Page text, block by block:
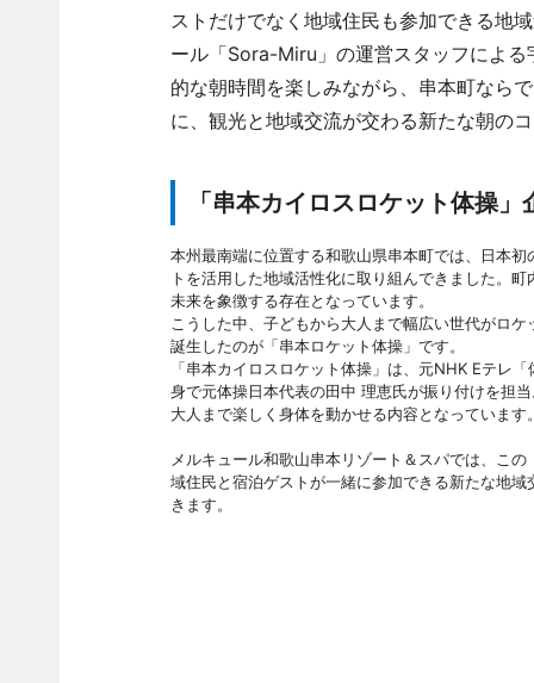
ストだけでなく地域住民も参加できる地
ール「Sora-Miru」の運営スタッフによ
的な朝時間を楽しみながら、串本町なら
に、観光と地域交流が交わる新たな朝の
「串本カイロスロケット体操」
本州最南端に位置する和歌山県串本町では、日本
トを活用した地域活性化に取り組んできました。
未来を象徴する存在となっています。
こうした中、子どもから大人まで幅広い世代がロ
誕生したのが「串本ロケット体操」です。
「串本カイロスロケット体操」は、元NHK Eテレ
身で元体操日本代表の田中 理恵氏が振り付けを担
大人まで楽しく身体を動かせる内容となっています
メルキュール和歌山串本リゾート＆スパでは、こ
域住民と宿泊ゲストが一緒に参加できる新たな地
きます。